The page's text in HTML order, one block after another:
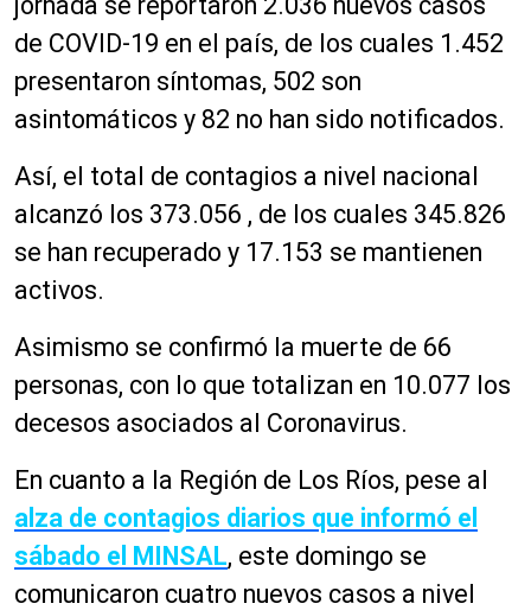
de COVID-19 en el país, de los cuales 1.452
presentaron síntomas, 502 son
asintomáticos y 82 no han sido notificados.
Así, el total de contagios a nivel nacional
alcanzó los 373.056 , de los cuales 345.826
se han recuperado y 17.153 se mantienen
activos.
Asimismo se confirmó la muerte de 66
personas, con lo que totalizan en 10.077 los
decesos asociados al Coronavirus.
En cuanto a la Región de Los Ríos, pese al
alza de contagios diarios que informó el
sábado el MINSAL, este domingo se
comunicaron cuatro nuevos casos a nivel